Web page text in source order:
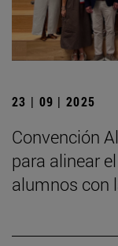
23 | 09 | 2025
Convención
para alinear
alumnos con